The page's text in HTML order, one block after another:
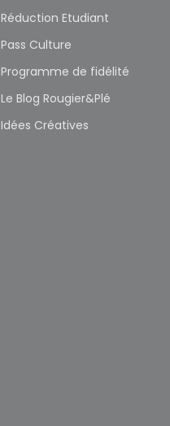
Réduction Etudiant
Pass Culture
Programme de fidélité
Le Blog Rougier&Plé
Idées Créatives